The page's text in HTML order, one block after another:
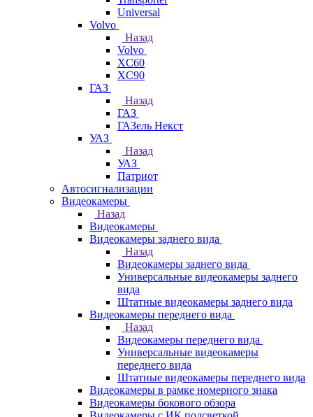
Universal
Volvo
Назад
Volvo
XC60
XC90
ГАЗ
Назад
ГАЗ
ГАЗель Некст
УАЗ
Назад
УАЗ
Патриот
Автосигнализации
Видеокамеры
Назад
Видеокамеры
Видеокамеры заднего вида
Назад
Видеокамеры заднего вида
Универсальные видеокамеры заднего
вида
Штатные видеокамеры заднего вида
Видеокамеры переднего вида
Назад
Видеокамеры переднего вида
Универсальные видеокамеры
переднего вида
Штатные видеокамеры переднего вида
Видеокамеры в рамке номерного знака
Видеокамеры бокового обзора